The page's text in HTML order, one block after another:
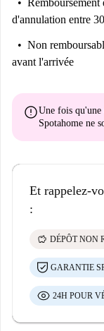
d'annulation entre
Non
avant l'arrivée
errorUne fois qu'une
Spotahome ne
Et rappelez-
:
savings DÉPÔT NON
GARANTIE
24H POUR